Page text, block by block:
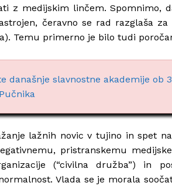
z medijskim linčem. Spomnimo,
čeravno se rad razglaša za
Temu primerno je bilo tudi
današnje slavnostne akademije ob
lažnih novic v tujino in spet
pristranskemu
(“civilna družba”) in
Vlada se je morala